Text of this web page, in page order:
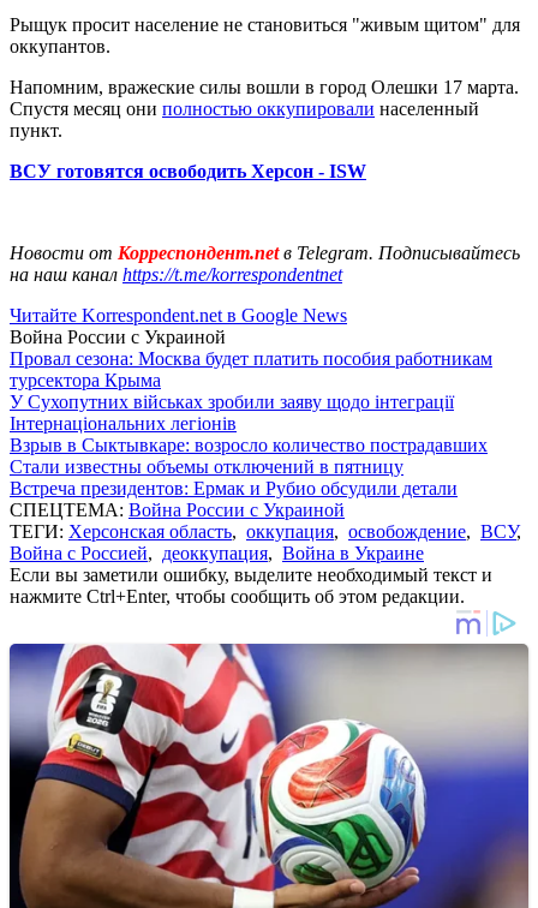
Рыщук просит население не становиться "живым щитом" для
оккупантов.
Напомним, вражеские силы вошли в город Олешки 17 марта.
Спустя месяц они полностью оккупировали населенный
пункт.
ВСУ готовятся освободить Херсон - ISW
Новости от Корреспондент.netв Telegram. Подписывайтесь
на наш канал https://t.me/korrespondentnet
Читайте Korrespondent.net в Google News
Война России с Украиной
Провал сезона: Москва будет платить пособия работникам
турсектора Крыма
У Сухопутних військах зробили заяву щодо інтеграції
Інтернаціональних легіонів
Взрыв в Сыктывкаре: возросло количество пострадавших
Стали известны объемы отключений в пятницу
Встреча президентов: Ермак и Рубио обсудили детали
СПЕЦТЕМА: Война России с Украиной
ТЕГИ: Херсонская область, оккупация, освобождение, ВСУ,
Война с Россией, деоккупация, Война в Украине
Если вы заметили ошибку, выделите необходимый текст и
нажмите Ctrl+Enter, чтобы сообщить об этом редакции.